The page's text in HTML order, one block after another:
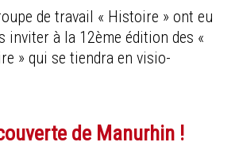
de travail « Histoire » ont eu
inviter à la 12ème édition des «
» qui se tiendra en visio-
de Manurhin !